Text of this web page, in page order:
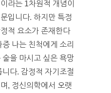
라는 1차원적 개념이
입니다. 하지만 특정
적 요소가 존재한다
나는 친척에게 소리
을 마시고 싶은 욕망
다. 감정적 자기조절
, 정신의학에서 오랫